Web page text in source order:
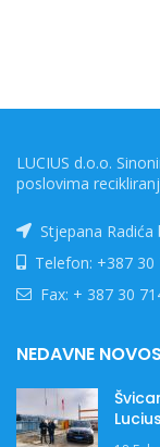
LUCIUS d.o.o.
poslovima
Stjepana Radića
Telefon: +387 30
Fax: + 387 30
NEDAVNE
Lucius